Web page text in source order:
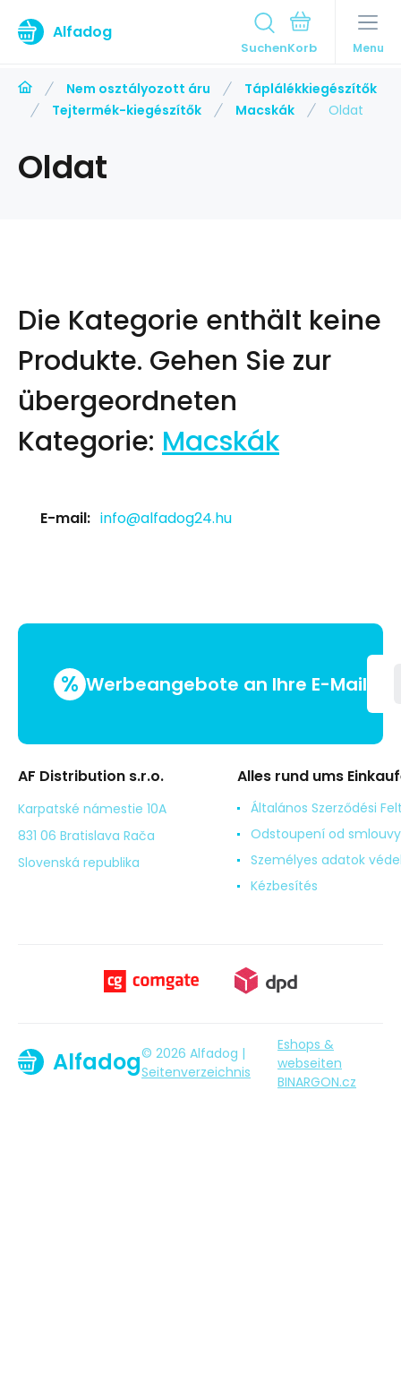
Alfadog
Suchen Menu
Nem osztályozott áru
Táplálékkiegészítők
Tejtermék-kiegészítők
Macskák Oldat
Oldat
Die Kategorie enthält keine
Produkte. Gehen Sie zur
übergeordneten
Kategorie: Macskák
E-mail: info@alfadog24.hu
% Werbeangebote an Ihre E-Mail
AF Distribution s.r.o.
Karpatské námestie 10A
831 06 Bratislava Rača
Slovenská republika
Alles rund ums
Általános Szerződési
Odstoupení od smlouvy
Személyes adatok
Kézbesítés
Alfadog© 2026 Alfadog |
Seitenverzeichnis
Eshops &
webseiten
BINARGON.cz